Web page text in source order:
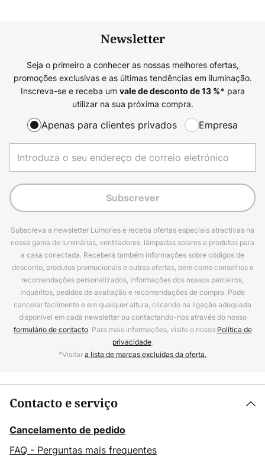
Newsletter
Seja o primeiro a conhecer as nossas melhores ofertas,
promoções exclusivas e as últimas tendências em iluminação.
Inscreva-se e receba um vale de desconto de13%* para
utilizar na sua próxima compra.
Apenas para clientes privados Empresa
Subscrever
Subscreva a newsletter Lumories e receba ofertas especiais atractivas na
nossa gama de luminárias, ventiladores, lâmpadas solares e produtos para
a casa conectada. Receberá também informações sobre códigos de
desconto, produtos promocionais e outras ofertas, bem como conselhos e
recomendações personalizados, informações dos nossos parceiros,
inquéritos, pedidos de avaliação e recomendações de compra. Pode
cancelar facilmente e em qualquer altura, clicando na ligação adequada
disponível em cada newsletter ou contactando-nos através do nosso
formulário de contacto. Para mais informações, visite o nosso Política de
privacidade.
*Visitara lista de marcas excluídas da oferta.
Contacto e serviço
Cancelamento de pedido
FAQ - Perguntas mais frequentes